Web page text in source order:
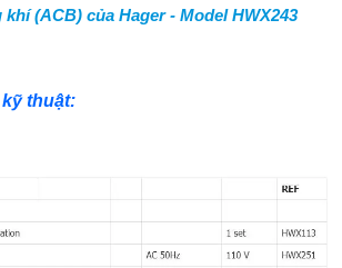
(ACB) của Hager - Model HWX243
thuật: